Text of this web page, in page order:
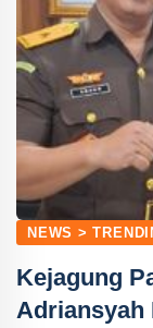
NEWS >
Kejagung
Adriansyah